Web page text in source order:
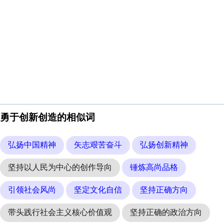
勇于创新创造的相似词
弘扬中国精神 矢志艰苦奋斗 弘扬创新精神
坚持以人民为中心的创作导向 锤炼高尚品格
引领社会风尚 坚定文化自信 坚持正确方向
带头践行社会主义核心价值观 坚持正确的政治方向